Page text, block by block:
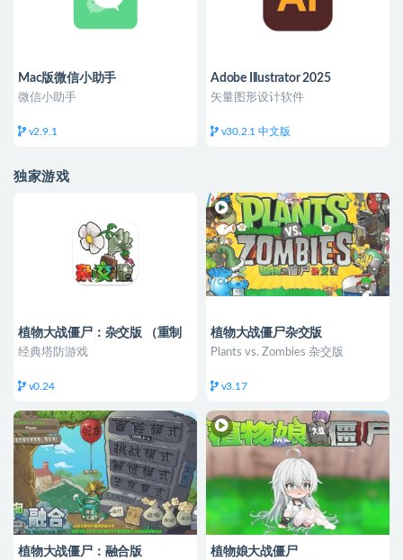
Mac版微信小助手
微信小助手
v2.9.1
Adobe Illustrator 2025
矢量图形设计软件
v30.2.1 中文版
独家游戏
植物大战僵尸：杂交版 （重制
版 ）
经典塔防游戏
v0.24
植物大战僵尸杂交版
Plants vs. Zombies 杂交版
v3.17
植物大战僵尸：融合版 植物娘大战僵尸